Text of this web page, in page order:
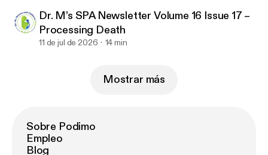
Dr. M’s SPA Newsletter Volume 16 Issue 17 –
Processing Death
11 de jul de 2026 14 min
Mostrar más
Sobre Podimo
Empleo
Blog